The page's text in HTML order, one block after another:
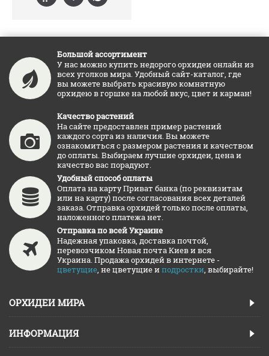
Большой ассортимент
У нас можно купить недорого орхидеи онлайн из
всех уголков мира. Удобный сайт-каталог, где
вы можете выбрать красивую комнатную
орхидею в горшке на любой вкус, цвет и карман!
Качество растений
На сайте предоставлен пример растений
каждого сорта из наличия. Вы можете
ознакомиться с размером растения и качеством
до оплаты. Выбираем лучшие орхидеи, цена и
качество вас порадуют.
Удобный способ оплаты
Оплата на карту Приват банка (по реквизитам
или на карту) после согласования всех деталей
заказа. Отправка орхидей только после оплаты,
наложенного платежа нет.
Отправка по всей Украине
Надежная упаковка, доставка почтой,
перевозчиком Новая почта Киев и вся
Украина. Продажа орхидей в интернете -
цветущие, не цветущие иподростки, выбирайте!
ОРХИДЕИ МИРА
ИНФОРМАЦИЯ